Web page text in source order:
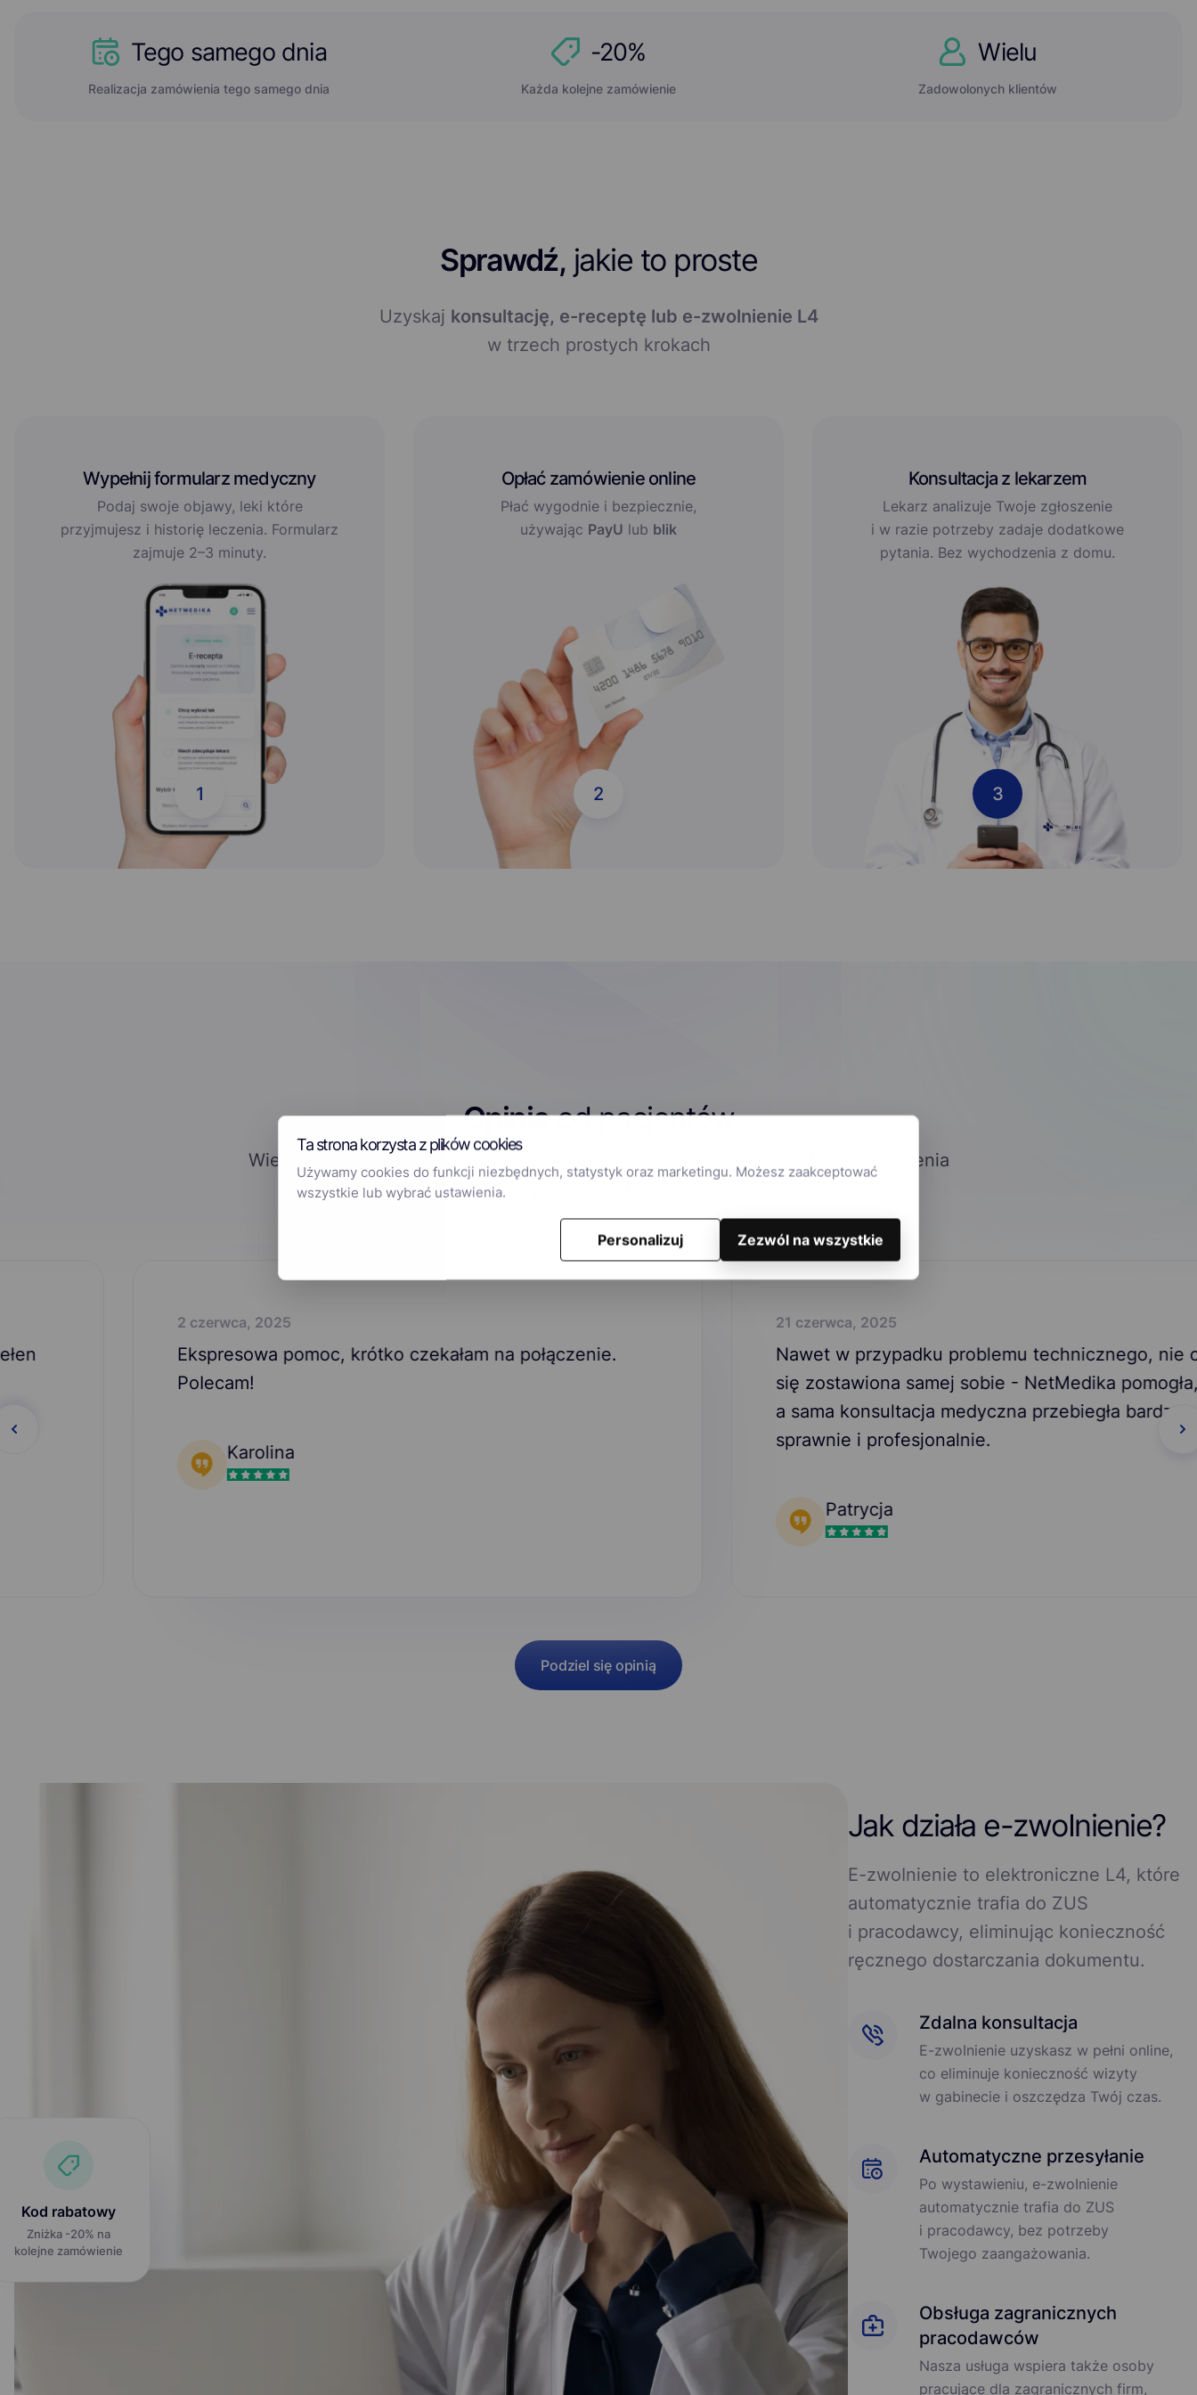
Tego samego dnia
Realizacja zamówienia tego samego dnia
-20%
Każda kolejne zamówienie
Wielu
Zadowolonych klientów
Sprawdź, jakie to proste
Uzyskaj konsultację, e-receptę lub e-zwolnienie L4
w trzech prostych krokach
Wypełnij formularz medyczny
Podaj swoje objawy, leki które
przyjmujesz i historię leczenia. Formularz
zajmuje 2–3 minuty.
1
Opłać zamówienie online
Płać wygodnie i bezpiecznie,
używając PayU lub blik
2
Konsultacja z lekarzem
Lekarz analizuje Twoje zgłoszenie
i w razie potrzeby zadaje dodatkowe
pytania. Bez wychodzenia z domu.
3
Opinieod pacjentów
Wielu pacjentów, którzy skorzystali z naszych konsultacji lekarskich online docenia
Ekspresowa pomoc, krótko czekałam na połączenie.
21 czerwca, 2025
Nawet w przypadku problemu technicznego, nie czułam
się zostawiona samej sobie - NetMedika pomogła,
a sama konsultacja medyczna przebiegła bardzo
sprawnie i profesjonalnie.
Podziel się opinią
Kod rabatowy
Zniżka -20% na
kolejne zamówienie
Jak działa e-zwоInіenіе?
E-zwоInіenіе to elektroniczne L4, które
automatycznie trafia do ZUS
i pracodawcy, eliminując konieczność
ręcznego dostarczania dokumentu.
Zdalna konsultacja
E-zwоInіenіе uzyskasz w pełni online,
co eliminuje konieczność wizyty
w gabinecie i oszczędza Twój czas.
Automatyczne przesyłanie
Po wystawieniu, e-zwоInіenіе
automatycznie trafia do ZUS
i pracodawcy, bez potrzeby
Twojego zaangażowania.
Obsługa zagranicznych
pracodawców
Nasza usługa wspiera także osoby
pracujące dla zagranicznych firm,
Ta strona korzysta z plików cookies
Używamy cookies do funkcji niezbędnych, statystyk oraz marketingu. Możesz zaakceptować
wszystkie lub wybrać ustawienia.
Personalizuj Zezwól na wszystkie